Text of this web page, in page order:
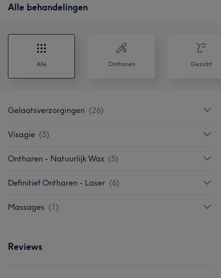
Alle behandelingen
Alle Ontharen Gezicht
Gelaatsverzorgingen (26)
Visagie (5)
Ontharen - Natuurlijk Wax (5)
Definitief Ontharen - Laser (6)
Massages (1)
Reviews